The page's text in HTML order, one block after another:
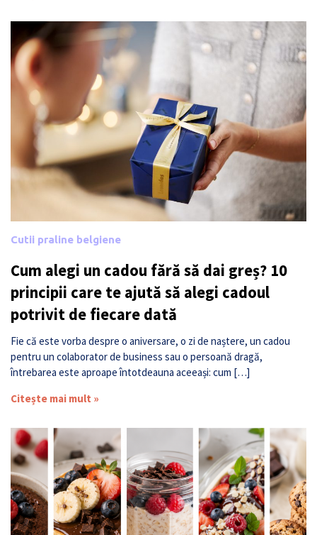
Cutii praline belgiene
Cum alegi un cadou fără să dai greș? 10
principii care te ajută să alegi cadoul
potrivit de fiecare dată
Fie că este vorba despre o aniversare, o zi de naștere, un cadou
pentru un colaborator de business sau o persoană dragă,
întrebarea este aproape întotdeauna aceeași: cum […]
Citește mai mult »